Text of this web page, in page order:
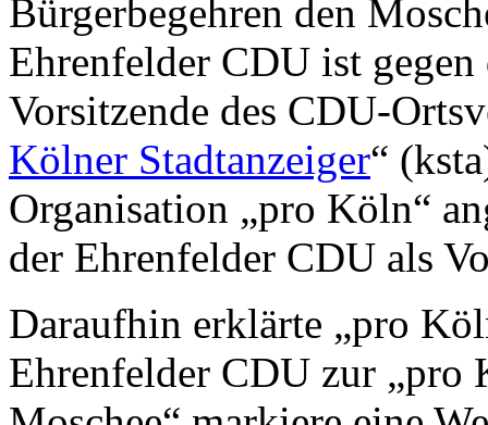
Bürgerbegehren den
Ehrenfelder CDU ist
Vorsitzende des CDU-
Kölner Stadtanzeiger“
Organisation „pro Köln“
der Ehrenfelder CDU als
Daraufhin erklärte „pro
Ehrenfelder CDU zur „pro